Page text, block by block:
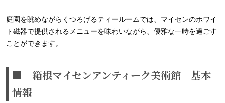
庭園を眺めながらくつろげるティールームでは、マイセンのホワイ
ト磁器で提供されるメニューを味わいながら、優雅な一時を過ごす
ことができます。
■「箱根マイセンアンティーク美術館」基本
情報